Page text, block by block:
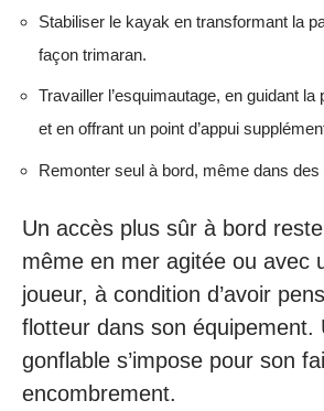
Stabiliser le kayak en transformant la
façon trimaran.
Travailler l’esquimautage, en guidant la
et en offrant un point d’appui
Remonter seul à bord, même dans
Un accès plus sûr à bord
même en mer agitée ou avec
joueur, à condition d’avoir
flotteur dans son équipement.
gonflable s’impose pour son
encombrement.